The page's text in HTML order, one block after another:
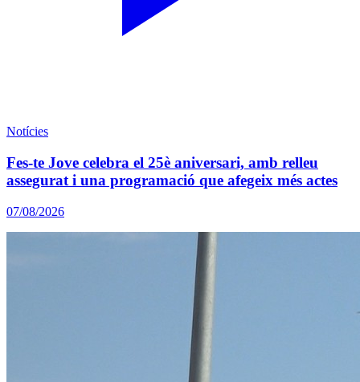
Notícies
Fes-te Jove celebra el 25è aniversari, amb relleu
assegurat i una programació que afegeix més actes
07/08/2026